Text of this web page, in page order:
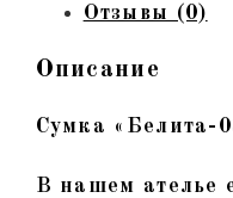
Отзывы (0)
Описание
Сумка «Белита-
В нашем ателье